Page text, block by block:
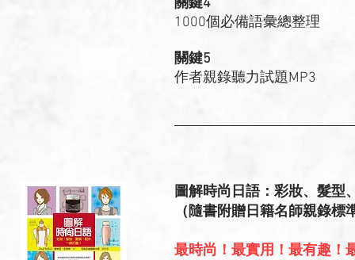
關鍵4
1000個必備語彙總整理
關鍵5
作者親錄聽力試題MP3
圖解時尚日語：彩妝、髮型
（隨書附贈日籍名師親錄
最時尚！最實用！最有趣！